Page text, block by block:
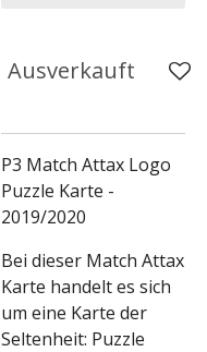
Ausverkauft
P3 Match Attax Logo
Puzzle Karte -
2019/2020
Bei dieser Match Attax
Karte handelt es sich
um eine Karte der
Seltenheit: Puzzle